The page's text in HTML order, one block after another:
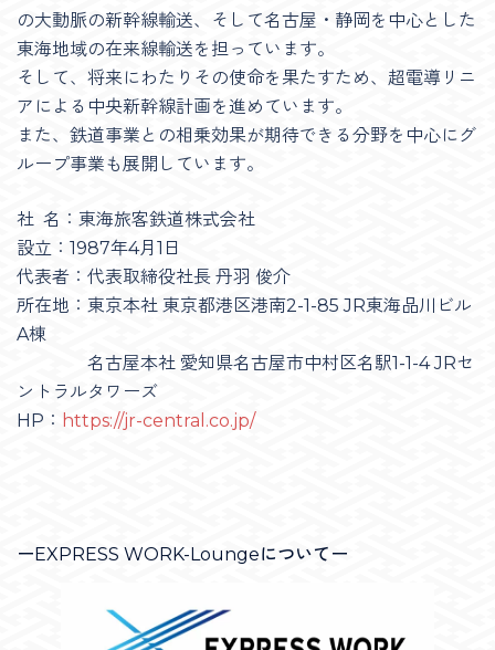
の大動脈の新幹線輸送、そして名古屋・静岡を中心とした
東海地域の在来線輸送を担っています。
そして、将来にわたりその使命を果たすため、超電導リニ
アによる中央新幹線計画を進めています。
また、鉄道事業との相乗効果が期待できる分野を中心にグ
ループ事業も展開しています。
社 名：東海旅客鉄道株式会社
設立：1987年4月1日
代表者：代表取締役社長 丹羽 俊介
所在地：東京本社 東京都港区港南2-1-85 JR東海品川ビル
A棟
名古屋本社 愛知県名古屋市中村区名駅1-1-4 JRセ
ントラルタワーズ
HP： https://jr-central.co.jp/
ーEXPRESS WORK-Loungeについてー